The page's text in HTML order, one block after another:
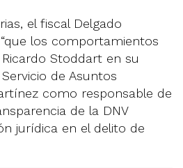
el fiscal Delgado
los comportamientos
Stoddart en su
de Asuntos
como responsable de
de la DNV
jurídica en el delito de